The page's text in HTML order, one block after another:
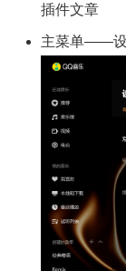
插件文章
主菜单——